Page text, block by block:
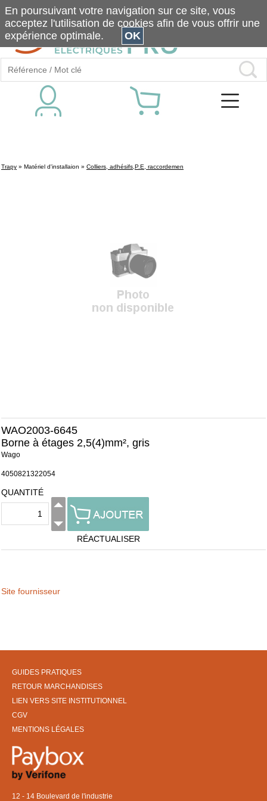
Trapy » Matériel d'installaion » Colliers, adhésifs,P.E, raccordemen
WAO2003-6645
Borne à étages 2,5(4)mm², gris
Wago
4050821322054
QUANTITÉ
RÉACTUALISER
Site fournisseur
GUIDES PRATIQUES
RETOUR MARCHANDISES
LIEN VERS SITE INSTITUTIONNEL
CGV
MENTIONS LÉGALES
12 - 14 Boulevard de l'industrie
En poursuivant votre navigation sur ce site, vous
acceptez l'utilisation de cookies afin de vous offrir une
expérience optimale.
OK